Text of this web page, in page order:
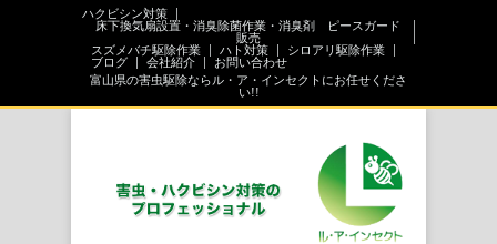
ハクビシン対策
床下換気扇設置・消臭除菌作業・消臭剤 ピースガード
販売
スズメバチ駆除作業
ハト対策
シロアリ駆除作業
ブログ
会社紹介
お問い合わせ
富山県の害虫駆除ならル・ア・インセクトにお任せくださ
い!!